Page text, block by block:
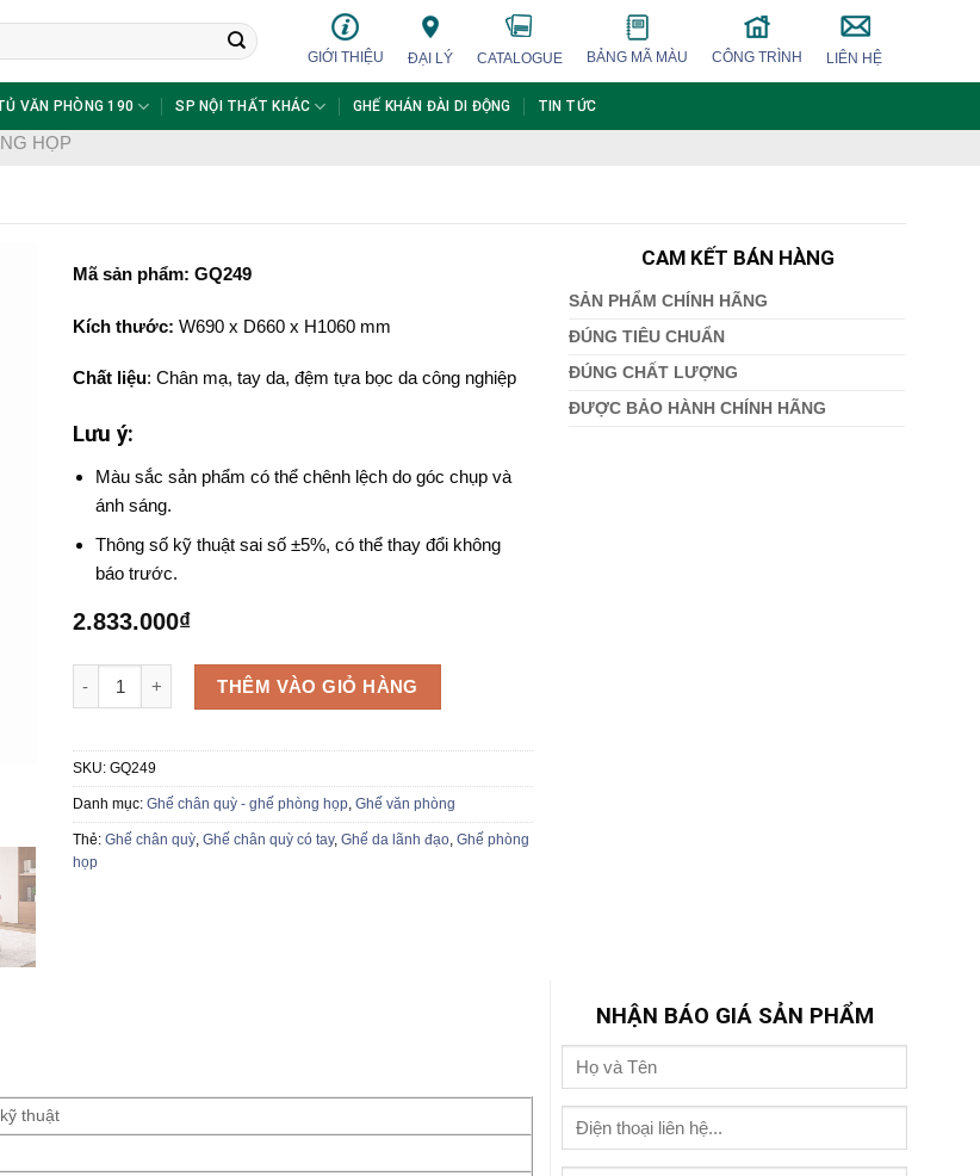
GIỚI THIỆU ĐẠI LÝ CATALOGUE BẢNG MÃ MÀU CÔNG TRÌNH LIÊN HỆ
VĂN PHÒNG 190 SP NỘI THẤT KHÁC GHẾ KHÁN ĐÀI DI ĐỘNG TIN TỨC
HỌP
Mã sản phẩm: GQ249
Kích thước: W690 x D660 x H1060 mm
Chất liệu: Chân mạ, tay da, đệm tựa bọc da công nghiệp
Lưu ý:
Màu sắc sản phẩm có thể chênh lệch do góc chụp và
ánh sáng.
Thông số kỹ thuật sai số ±5%, có thể thay đổi không
báo trước.
2.833.000₫
Ghế da chân quỳ GQ249 số lượng
THÊM VÀO GIỎ HÀNG
SKU: GQ249
Danh mục: Ghế chân quỳ - ghế phòng họp, Ghế văn phòng
Thẻ: Ghế chân quỳ, Ghế chân quỳ có tay, Ghế da lãnh đạo, Ghế phòng
họp
CAM KẾT BÁN HÀNG
SẢN PHẨM CHÍNH HÃNG
ĐÚNG TIÊU CHUẨN
ĐÚNG CHẤT LƯỢNG
ĐƯỢC BẢO HÀNH CHÍNH HÃNG
thuật
NHẬN BÁO GIÁ SẢN PHẨM